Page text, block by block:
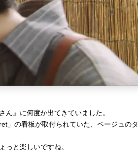
』に何度か出てきていました。
」の看板が取付られていた、ベージュのタ
っと楽しいですね。